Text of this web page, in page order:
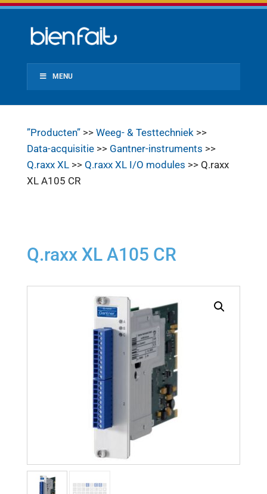
MENU
”Producten”>> Weeg- & Testtechniek>>
Data-acquisitie>> Gantner-instruments >>
Q.raxx XL>> Q.raxx XL I/O modules >> Q.raxx
XL A105 CR
Q.raxx XL A105 CR